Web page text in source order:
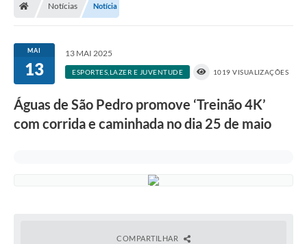
Notícias Notícia
MAI
13
13 MAI 2025
ESPORTES,LAZER E JUVENTUDE 1019 VISUALIZAÇÕES
Águas de São Pedro promove ‘Treinão 4K’
com corrida e caminhada no dia 25 de maio
COMPARTILHAR